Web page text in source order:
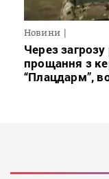
Новини
Через
прощання з
“Плацдарм”,